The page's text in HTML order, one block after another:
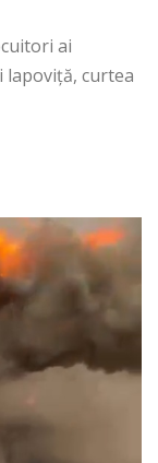
ai
lapoviță, curtea